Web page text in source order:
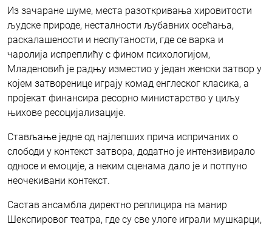
Из зачаране шуме, места разоткривања хировитости
људске природе, несталности љубавних осећања,
раскалашености и неспутаности, где се варка и
чаролија испреплићу с фином психологијом,
Младеновић је радњу изместио у један женски затвор у
којем затворенице играју комад енглеског класика, а
пројекат финансира ресорно министарство у циљу
њихове ресоцијализације.
Стављање једне од најлепших прича испричаних о
слободи у контекст затвора, додатно је интензивирало
односе и емоције, а неким сценама дало је и потпуно
неочекивани контекст.
Састав ансамбла директно реплицира на манир
Шекспировог театра, где су све улоге играли мушкарци,